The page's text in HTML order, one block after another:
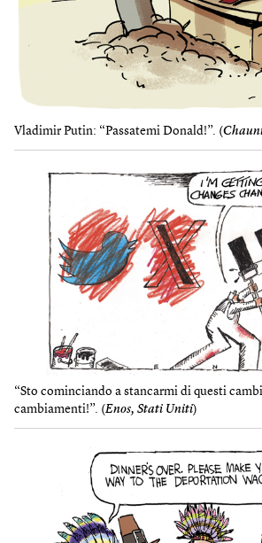
Vladimir Putin: “Passatemi Donald!”. (
“Sto cominciando a stancarmi di questi
cambiamenti!”. (Enos, Stati Uniti)